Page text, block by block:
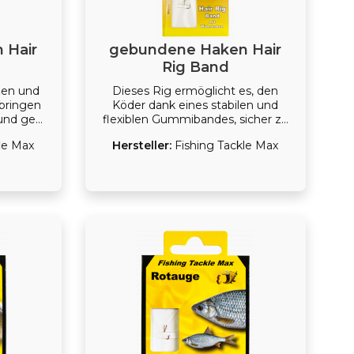
Hair
und
geht
Max
gebundene Haken Hair
Rig Band
Dieses Rig ermöglicht es, den
Köder dank eines stabilen und
flexiblen Gummibandes, sicher zu
Boilies.
Hersteller: Fishing Tackle Max